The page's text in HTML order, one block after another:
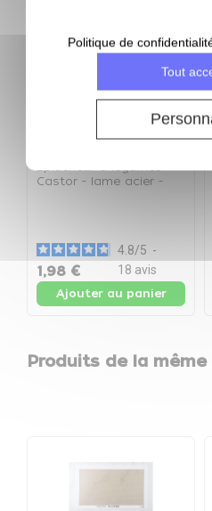
Tout
Politique de
Castor - lame acier -
4.8/5 -
18 avis
1,98 €
Ajouter au panier
Produits de la